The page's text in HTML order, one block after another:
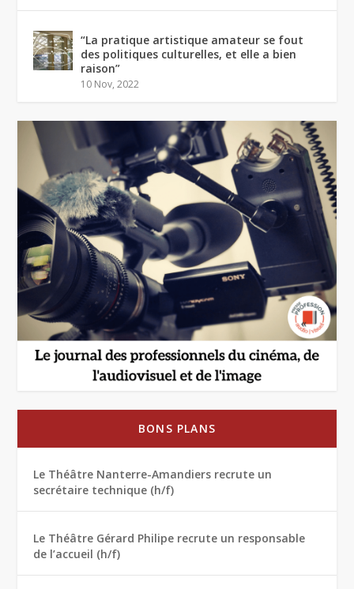
“La pratique artistique amateur se fout
des politiques culturelles, et elle a bien
raison”
10 Nov, 2022
BONS PLANS
Le Théâtre Nanterre-Amandiers recrute un
secrétaire technique (h/f)
Le Théâtre Gérard Philipe recrute un responsable
de l’accueil (h/f)